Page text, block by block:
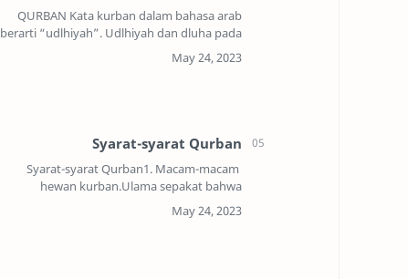
QURBAN Kata kurban dalam bahasa arab
berarti “udlhiyah”. Udlhiyah dan dluha pada
awalnya bermakna “waktu dluha” yaitu
waktu antara dari pukul 7 pagi hingga pukul
Syarat-syarat Qurban
Syarat-syarat Qurban1. Macam-macam
hewan kurban.Ulama sepakat bahwa
sesungguhnya hewan kurban itu tidak sah
kecuali dari hewan ternak, yaitu : unta, sapi